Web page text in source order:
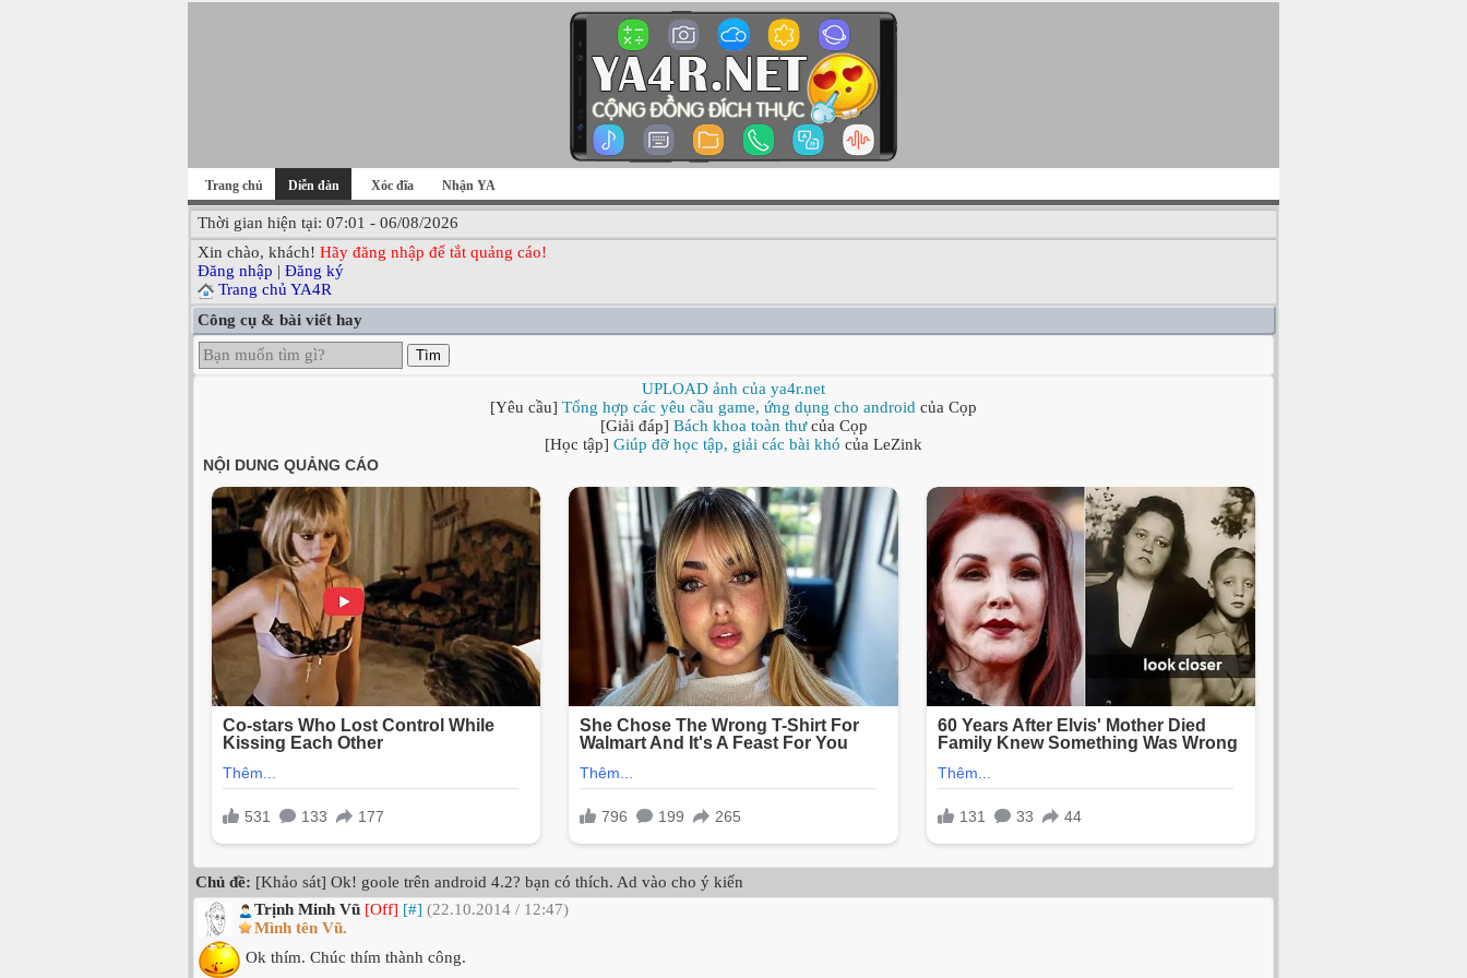
Trang chủ Diễn đàn Xóc đĩa Nhận YA
Thời gian hiện tại: 07:01 - 06/08/2026
Xin chào, khách! Hãy đăng nhập để tắt quảng cáo!
Đăng nhập | Đăng ký
Trang chủ YA4R
Công cụ & bài viết hay
Tìm
UPLOAD ảnh của ya4r.net
[Yêu cầu] Tổng hợp các yêu cầu game, ứng dụng cho android của Cọp
[Giải đáp] Bách khoa toàn thưcủa Cọp
[Học tập] Giúp đỡ học tập, giải các bài khó của LeZink
Chủ đề: [Khảo sát] Ok! goole trên android 4.2? bạn có thích. Ad vào cho ý kiến
Trịnh Minh Vũ [Off] [#] (22.10.2014 / 12:47)
Mình tên Vũ.
Ok thím. Chúc thím thành công.